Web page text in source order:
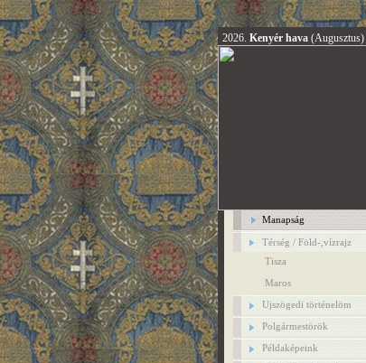
2026. Kenyér hava (Augusztus)
Manapság
Térség / Föld-,vízrajz
Tisza
Maros
Ujszögedi történelöm
Polgármestörök
Példaképeink